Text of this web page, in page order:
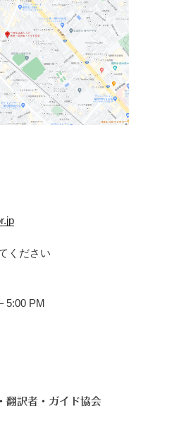
ください
5:00 PM
翻訳者・ガイド協会